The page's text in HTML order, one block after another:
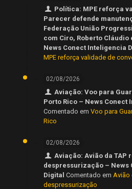
Política: MPE reforça
Parecer defende
Federação União
com Ciro, Roberto Cláudio
News Conect Inteligencia
MPE reforça validade de
02/08/2026
Aviação: Voo para
Porto Rico – News Conect
Comentado em Voo para
Rico
02/08/2026
Aviação: Avião da TAP
despressurização – News
Digital Comentado em Avião
despressurização